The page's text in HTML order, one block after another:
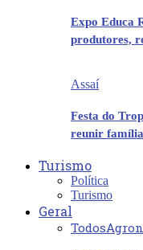
Expo Educa
produtores,
Assaí
Festa do
reunir
Turismo
Política
Turismo
Geral
Todos